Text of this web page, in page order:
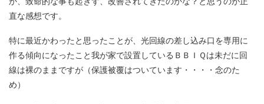
直な感想です。
特に最近かわったと思ったことが、光回線の差し込み口を専用に
作る傾向になったこと我が家で設置しているＢＢＩＱは未だに回
線は裸のままですが（保護被覆はついています・・・・念のた
め）